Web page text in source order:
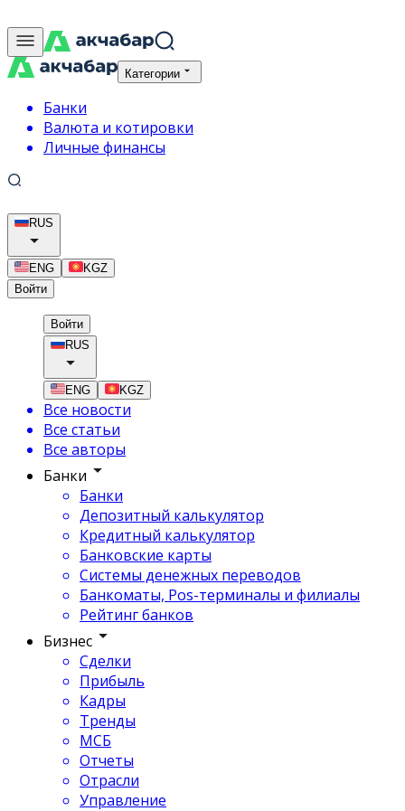
Категории
Банки
Валюта и котировки
Личные финансы
RUS
ENG
KGZ
Войти
Войти
RUS
ENG KGZ
Все новости
Все статьи
Все авторы
Банки
Банки
Депозитный калькулятор
Кредитный калькулятор
Банковские карты
Системы денежных переводов
Банкоматы, Pos-терминалы и филиалы
Рейтинг банков
Бизнес
Сделки
Прибыль
Кадры
Тренды
МСБ
Отчеты
Отрасли
Управление